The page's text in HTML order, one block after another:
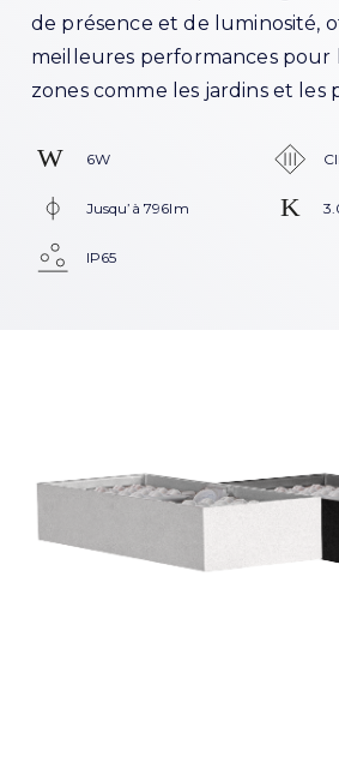
de présence et de luminosité,
meilleures performances pour
zones comme les jardins et les
6W
Jusqu’à 796lm
IP65